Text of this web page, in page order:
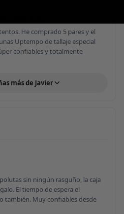
He comprado 5 pares y el
Uptempo de tallaje especial
confiables y totalmente
más de Javier
sin ningún rasguño, la caja
El tiempo de espera el
también. Muy confiables desde